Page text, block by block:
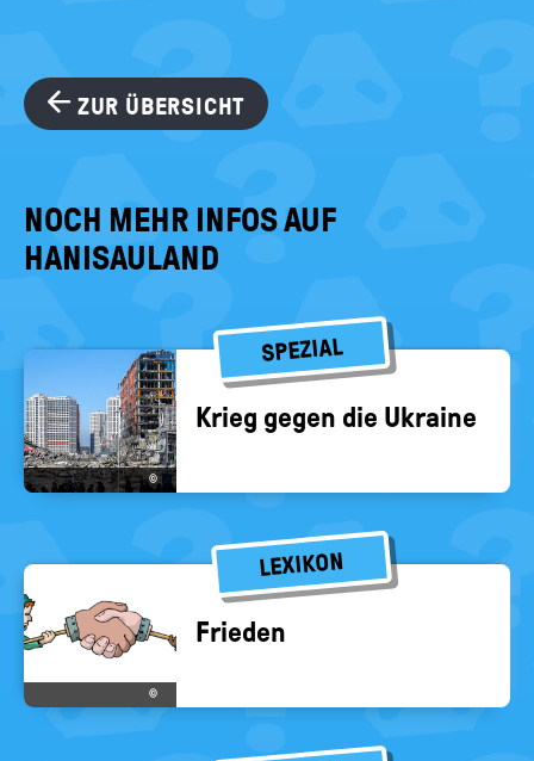
in der Ukraine ganz viel Kraft
und Mut.
WIR WOLLEN FRIEDEN
IN DER UKRAINE 🇺🇦
Bitte Frieden für die Ukraine
Wir in Deutschland beten für
die Ukraine ❤️
ZUR ÜBERSICHT
NOCH MEHR INFOS AUF
HANISAULAND
SPEZIAL
©
Krieg gegen die Ukrai­ne
LEXIKON
©
Frie­den